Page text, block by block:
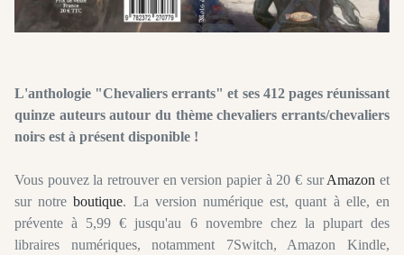
L'anthologie "Chevalierserrants" et ses 412 pages réunissant
quinze auteurs autour du thème chevaliers errants/chevaliers
noirs est à présent disponible !
Vous pouvez la retrouver en version papier à 20 € surAmazon et
sur notreboutique. La version numérique est, quant à elle, en
prévente à 5,99 € jusqu'au 6 novembre chez la plupart des
libraires numériques, notamment 7Switch, AmazonKindle,